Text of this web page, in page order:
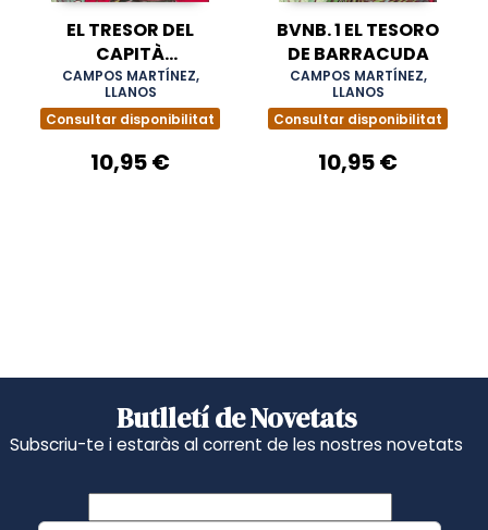
EL TRESOR DEL
CAPITÀ
BARRACUDA
CAMPOS MARTÍNEZ,
LLANOS
Consultar disponibilitat
10,95 €
BVNB. 1 EL TESORO
DE BARRACUDA
CAMPOS MARTÍNEZ,
LLANOS
Consultar disponibilitat
10,95 €
Butlletí de Novetats
Subscriu-te i estaràs al corrent de les nostres novetats